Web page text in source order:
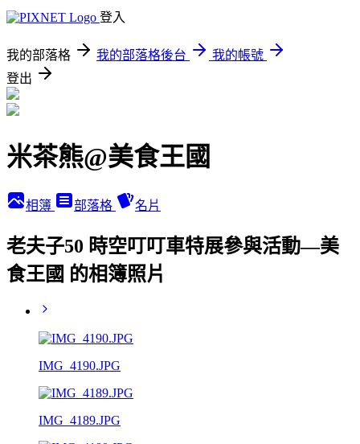
登入
我的部落格 我的部落格後台
我的帳號
登出
米茶熊@美食王國
相簿 部落格 名片
老夫子50 時空叮叮車特展參與活動—美
食王國 的相簿照片
IMG_4190.JPG
IMG_4189.JPG